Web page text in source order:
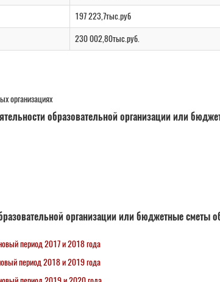
197 223,7тыс.руб
230 002,80тыс.руб.
организациях
образовательной организации или
организации или бюджетные сметы
период 2017 и 2018 года
период 2018 и 2019 года